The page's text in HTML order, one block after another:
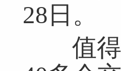
28日。
值得